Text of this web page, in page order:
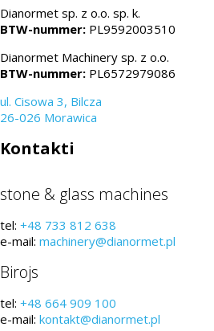
Dianormet sp. z o.o. sp. k.
BTW-nummer: PL9592003510
Dianormet Machinery sp. z o.o.
BTW-nummer: PL6572979086
ul. Cisowa 3, Bilcza
26-026 Morawica
Kontakti
stone & glass machines
tel: +48 733 812 638
e-mail: machinery@dianormet.pl
Birojs
tel: +48 664 909 100
e-mail: kontakt@dianormet.pl